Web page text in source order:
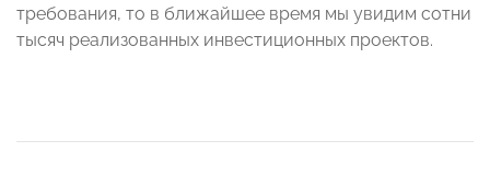
требования, то в ближайшее время мы увидим сотни
тысяч реализованных инвестиционных проектов.